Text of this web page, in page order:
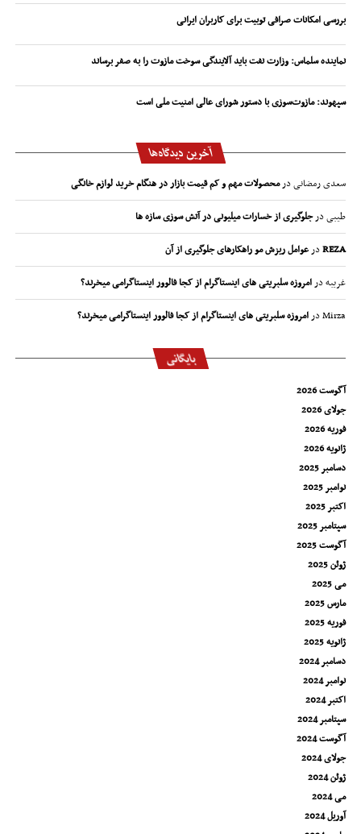
بررسی امکانات صرافی توبیت برای کاربران ایرانی
نماینده سلماس: وزارت نفت باید آلایندگی سوخت مازوت را به صفر برساند
سپهوند:‌ مازوت‌سوزی با دستور شورای عالی امنیت ملی است
آخرین دیدگاه‌ها
سعدی رمضانیدرمحصولات مهم و کم قیمت بازار در هنگام خرید لوازم خانگی
طیبیدرجلوگیری از خسارات میلیونی در آتش سوزی سازه ها
REZAدرعوامل ریزش مو راهکارهای جلوگیری از آن
غریبهدرامروزه سلبریتی های اینستاگرام از کجا فالوور اینستاگرامی میخرند؟
Mirzaدرامروزه سلبریتی های اینستاگرام از کجا فالوور اینستاگرامی میخرند؟
بایگانی
آگوست 2026
جولای 2026
فوریه 2026
ژانویه 2026
دسامبر 2025
نوامبر 2025
اکتبر 2025
سپتامبر 2025
آگوست 2025
ژوئن 2025
می 2025
مارس 2025
فوریه 2025
ژانویه 2025
دسامبر 2024
نوامبر 2024
اکتبر 2024
سپتامبر 2024
آگوست 2024
جولای 2024
ژوئن 2024
می 2024
آوریل 2024